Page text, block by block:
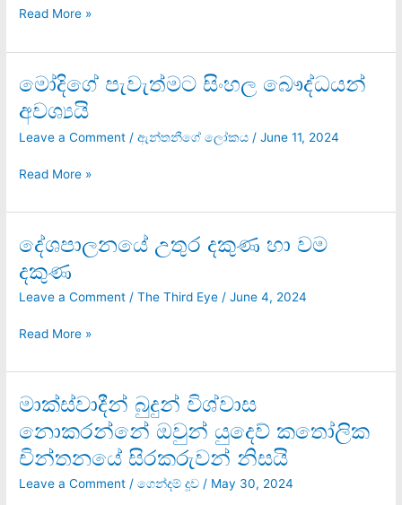
Read More »
මෝදිගේ පැවැත්මට සිංහල බෞද්ධයන්
අවශ්‍යයි
Leave a Comment /ඇන්තනීගේ ලෝකය /June 11, 2024
මෝදිගේ
පැවැත්මට
සිංහල
බෞද්ධයන්
Read More »
දේශපාලනයේ උතුර දකුණ හා වම
දකුණ
Leave a Comment /The Third Eye /June 4, 2024
දේශපාලනයේ
උතුර
දකුණ
හා
දකුණ
Read More »
මාක්ස්වාදීන් බුදුන් විශ්වාස
නොකරන්නේ ඔවුන් යුදෙව් කතෝලික
චින්තනයේ සිරකරුවන් නිසයි
Leave a Comment /ගෙන්දම් දූව / May 30, 2024
මාක්ස්වාදීන්
විශ්වාස
නොකරන්නේ
යුදෙව්